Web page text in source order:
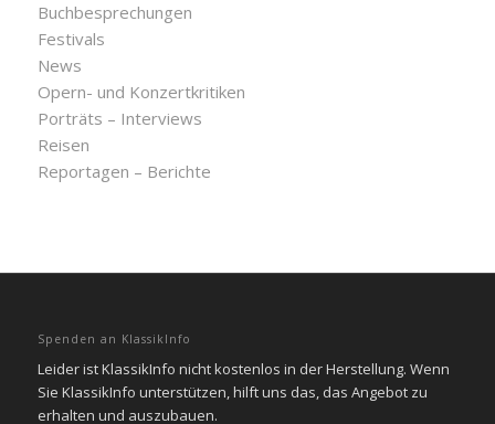
Buchbesprechungen
Festivals
News
Opern- und Konzertkritiken
Porträts – Interviews
Reisen
Reportagen – Berichte
Spenden an KlassikInfo
Leider ist KlassikInfo nicht kostenlos in der Herstellung. Wenn
Sie KlassikInfo unterstützen, hilft uns das, das Angebot zu
erhalten und auszubauen.